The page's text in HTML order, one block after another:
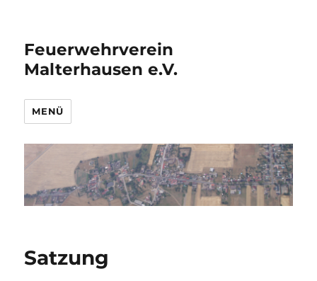
Feuerwehrverein
Malterhausen e.V.
MENÜ
Satzung